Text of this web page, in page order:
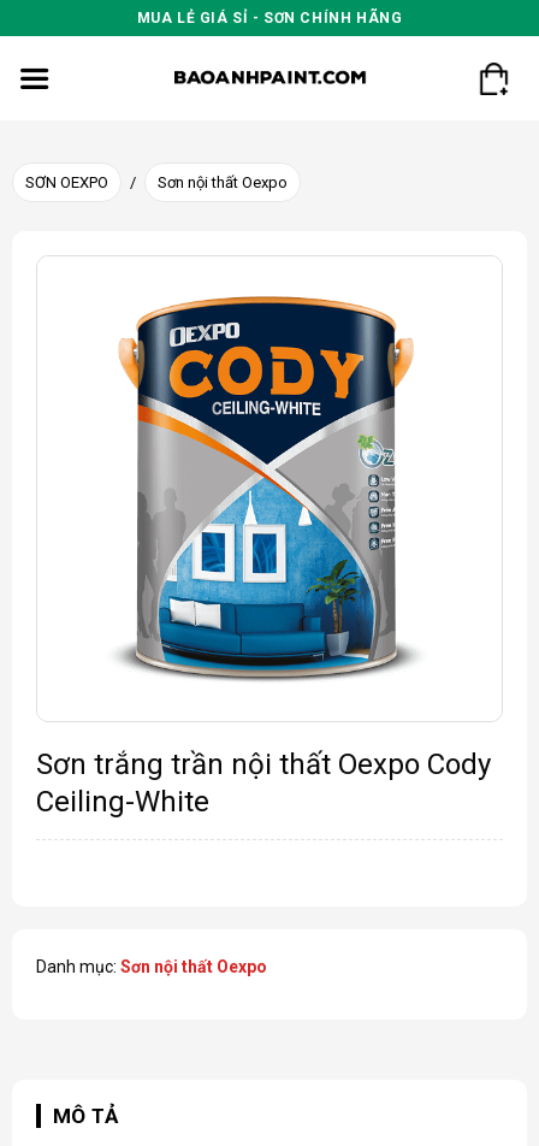
to
content
MUA LẺ GIÁ SỈ - SƠN CHÍNH HÃNG
SƠN OEXPO / Sơn nội thất Oexpo
Sơn trắng trần nội thất Oexpo Cody
Ceiling-White
Danh mục: Sơn nội thất Oexpo
MÔ TẢ